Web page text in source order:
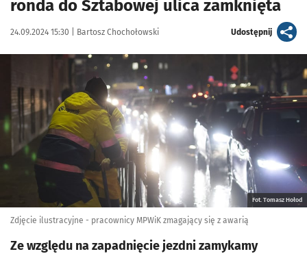
ronda do Sztabowej ulica zamknięta
Data publikacji:
24.09.2024 15:30 | Autor:
Bartosz Chochołowski Udostępnijartykuł
Kliknij, aby powiększyć
Fot. Tomasz Hołod
Zdjęcie ilustracyjne - pracownicy MPWiK zmagający się z awarią
Ze względu na zapadnięcie jezdni zamykamy